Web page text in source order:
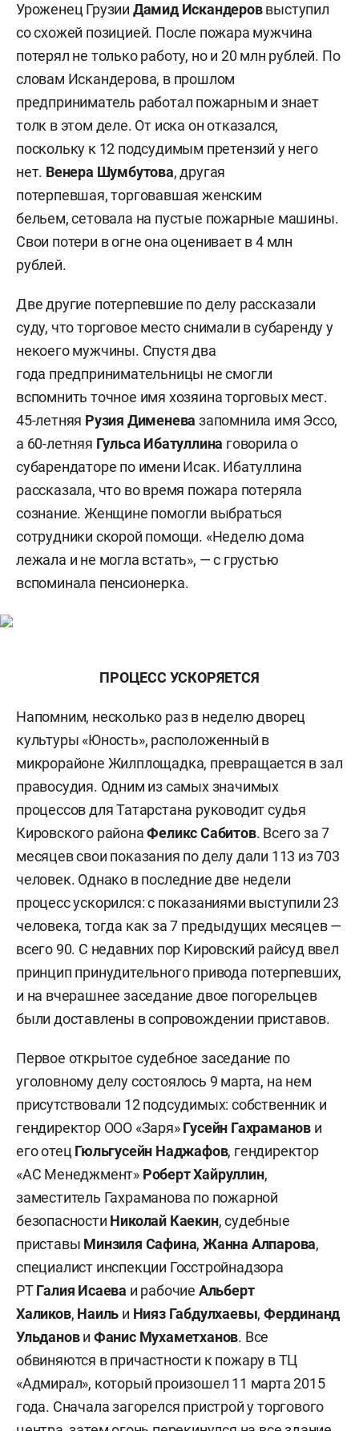
Уроженец Грузии Дамид Искандероввыступил
со схожей позицией. После пожара мужчина
потерял не только работу, но и 20 млн рублей. По
словам Искандерова, в прошлом
предприниматель работал пожарным и знает
толк в этом деле. От иска он отказался,
поскольку к 12 подсудимым претензий у него
нет. Венера Шумбутова, другая
потерпевшая, торговавшая женским
бельем, сетовала на пустые пожарные машины.
Свои потери в огне она оценивает в 4 млн
рублей.
Две другие потерпевшие по делу рассказали
суду, что торговое место снимали в субаренду у
некоего мужчины. Спустя два
года предпринимательницы не смогли
вспомнить точное имя хозяина торговых мест.
45-летняя Рузия Дименева запомнила имя Эссо,
а 60-летняя Гульса Ибатуллина говорила о
субарендаторе по имени Исак. Ибатуллина
рассказала, что во время пожара потеряла
сознание. Женщине помогли выбраться
сотрудники скорой помощи. «Неделю дома
лежала и не могла встать», — с грустью
вспоминала пенсионерка.
ПРОЦЕСС УСКОРЯЕТСЯ
Напомним, несколько раз в неделю дворец
культуры «Юность», расположенный в
микрорайоне Жилплощадка, превращается в зал
правосудия. Одним из самых значимых
процессов для Татарстана руководит судья
Кировского районаФеликс Сабитов. Всего за 7
месяцев свои показания по делу дали 113 из 703
человек. Однако в последние две недели
процесс ускорился: с показаниями выступили 23
человека, тогда как за 7 предыдущих месяцев —
всего 90. С недавних пор Кировский райсуд ввел
принцип принудительного привода потерпевших,
и на вчерашнее заседание двое погорельцев
были доставлены в сопровождении приставов.
Первое открытое судебное заседание по
уголовному делу состоялось 9 марта, на нем
присутствовали 12 подсудимых: собственник и
гендиректор ООО «Заря»Гусейн Гахраманов и
его отец Гюльгусейн Наджафов, гендиректор
«АС Менеджмент» РобертХайруллин,
заместитель Гахраманова по пожарной
безопасности Николай Каекин, судебные
приставы Минзиля Сафина,Жанна Алпарова,
специалист инспекции Госстройнадзора
РТГалия Исаева и рабочие Альберт
Халиков, Наиль и Нияз Габдулхаевы,Фердинанд
Ульданови Фанис Мухаметханов. Все
обвиняются в причастности к пожару в ТЦ
«Адмирал», который произошел 11 марта 2015
года. Сначала загорелся пристрой у торгового